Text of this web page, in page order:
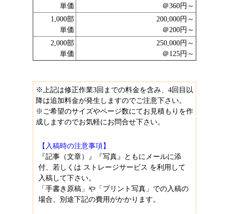
単価
＠360円～
1,000部
単価
200,000円～
＠200円～
2,000部
単価
250,000円～
＠125円～
※上記は修正作業3回までの料金を含み、4回目以
降は追加料金が発生しますのでご注意下さい。
※ご希望のサイズやページ数にてお見積もりを作
成しますのでお気軽にお問合せ下さい。
【入稿時の注意事項】
『記事（文章）』『写真』ともにメールに添
付、若しくは ストレージサービス を利用して
入稿して下さい。
「手書き原稿」や「プリント写真」での入稿の
場合、別途下記の費用がかかります。